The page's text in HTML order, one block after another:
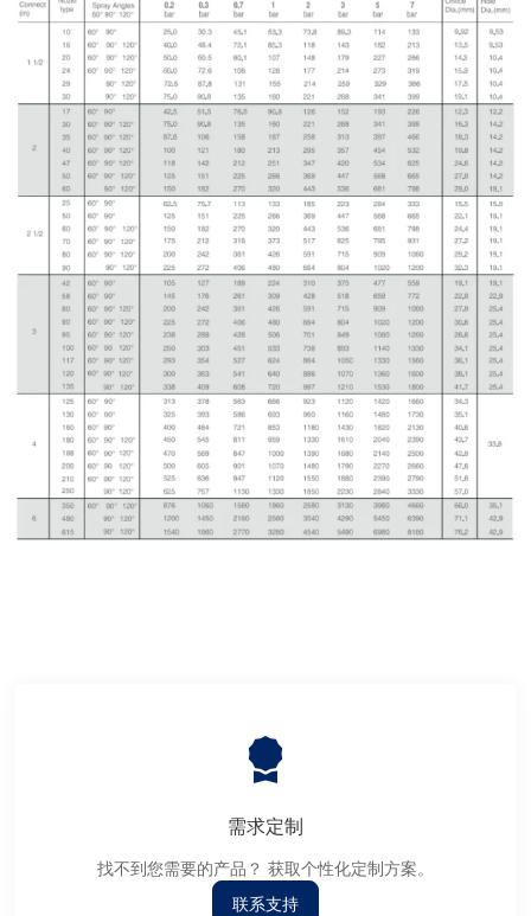
需求定制
找不到您需要的产品？ 获取个性化定制方案。
联系支持